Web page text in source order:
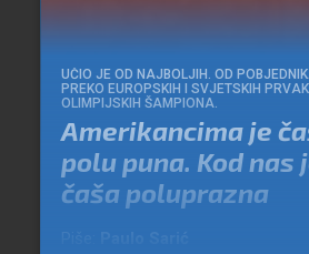
UČIO JE OD NAJBOLJIH. OD
PREKO EUROPSKIH I SVJETSKIH
OLIMPIJSKIH ŠAMPIONA.
Amerikancima je
polu puna. Kod nas
čaša poluprazna